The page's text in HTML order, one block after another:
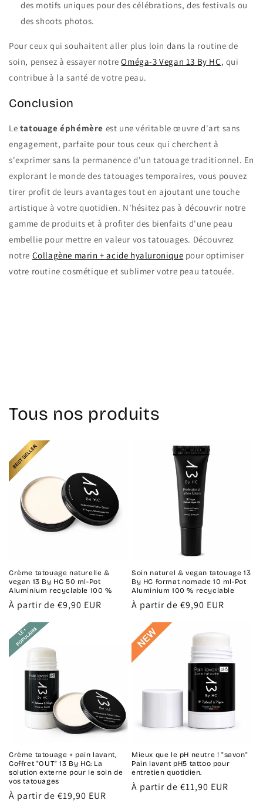
des motifs uniques pour des célébrations, des festivals ou
des shoots photos.
Pour ceux qui souhaitent aller plus loin dans la routine de
soin, pensez à essayer notreOméga-3 Vegan 13 By HC, qui
contribue à la santé de votre peau.
Conclusion
Le tatouage éphémère est une véritable œuvre d'art sans
engagement, parfaite pour tous ceux qui cherchent à
s'exprimer sans la permanence d'un tatouage traditionnel. En
explorant le monde des tatouages temporaires, vous pouvez
tirer profit de leurs avantages tout en ajoutant une touche
artistique à votre quotidien. N'hésitez pas à découvrir notre
gamme de produits et à profiter des bienfaits d'une peau
embellie pour mettre en valeur vos tatouages. Découvrez
notre Collagène marin + acide hyaluronique pour optimiser
votre routine cosmétique et sublimer votre peau tatouée.
Tous nos produits
Crème tatouage naturelle &
vegan 13 By HC 50 ml-Pot
Aluminium recyclable 100 %
Prix
habituel
À partir de €9,90 EUR
Soin naturel & vegan tatouage 13
By HC format nomade 10 ml-Pot
Aluminium 100 % recyclable
Prix
habituel
À partir de €9,90 EUR
Crème tatouage + pain lavant,
Coffret "OUT" 13 By HC: La
solution externe pour le soin de
vos tatouages
Prix
À partir de €19,90 EUR
Mieux que le pH neutre ! "savon"
Pain lavant pH5 tattoo pour
entretien quotidien.
Prix
À partir de €11,90 EUR